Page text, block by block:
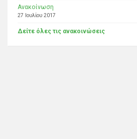
Ανακοίνωση
27 Ιουλίου 2017
Δείτε όλες τις ανακοινώσεις